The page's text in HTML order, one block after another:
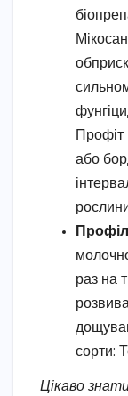
Профіт
або
раз на
сорти:
Цікаво